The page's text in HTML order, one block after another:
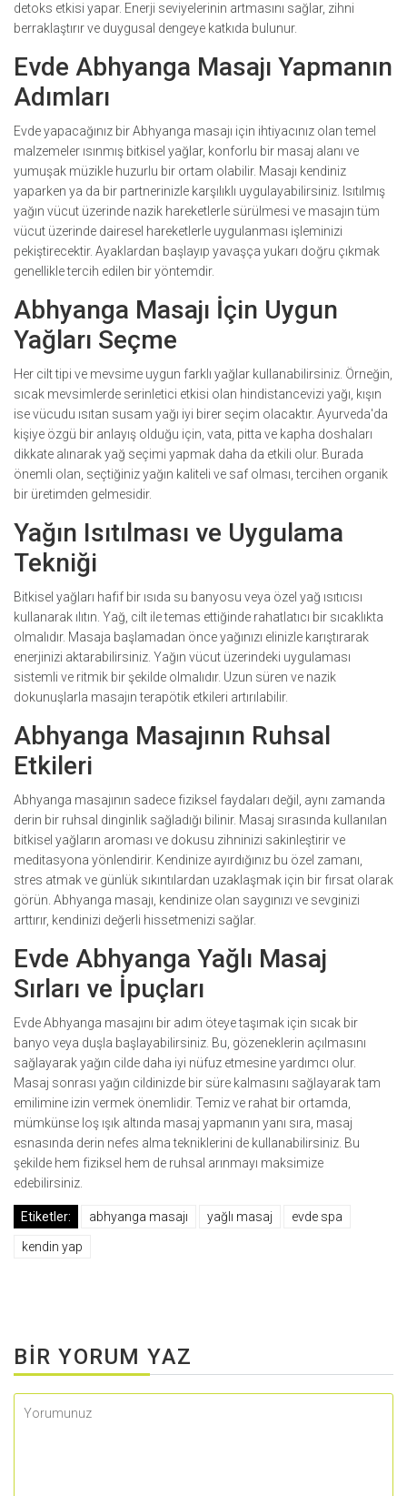
detoks etkisi yapar. Enerji seviyelerinin artmasını sağlar, zihni
berraklaştırır ve duygusal dengeye katkıda bulunur.
Evde Abhyanga Masajı Yapmanın
Adımları
Evde yapacağınız bir Abhyanga masajı için ihtiyacınız olan temel
malzemeler ısınmış bitkisel yağlar, konforlu bir masaj alanı ve
yumuşak müzikle huzurlu bir ortam olabilir. Masajı kendiniz
yaparken ya da bir partnerinizle karşılıklı uygulayabilirsiniz. Isıtılmış
yağın vücut üzerinde nazik hareketlerle sürülmesi ve masajın tüm
vücut üzerinde dairesel hareketlerle uygulanması işleminizi
pekiştirecektir. Ayaklardan başlayıp yavaşça yukarı doğru çıkmak
genellikle tercih edilen bir yöntemdir.
Abhyanga Masajı İçin Uygun
Yağları Seçme
Her cilt tipi ve mevsime uygun farklı yağlar kullanabilirsiniz. Örneğin,
sıcak mevsimlerde serinletici etkisi olan hindistancevizi yağı, kışın
ise vücudu ısıtan susam yağı iyi birer seçim olacaktır. Ayurveda'da
kişiye özgü bir anlayış olduğu için, vata, pitta ve kapha doshaları
dikkate alınarak yağ seçimi yapmak daha da etkili olur. Burada
önemli olan, seçtiğiniz yağın kaliteli ve saf olması, tercihen organik
bir üretimden gelmesidir.
Yağın Isıtılması ve Uygulama
Tekniği
Bitkisel yağları hafif bir ısıda su banyosu veya özel yağ ısıtıcısı
kullanarak ılıtın. Yağ, cilt ile temas ettiğinde rahatlatıcı bir sıcaklıkta
olmalıdır. Masaja başlamadan önce yağınızı elinizle karıştırarak
enerjinizi aktarabilirsiniz. Yağın vücut üzerindeki uygulaması
sistemli ve ritmik bir şekilde olmalıdır. Uzun süren ve nazik
dokunuşlarla masajın terapötik etkileri artırılabilir.
Abhyanga Masajının Ruhsal
Etkileri
Abhyanga masajının sadece fiziksel faydaları değil, aynı zamanda
derin bir ruhsal dinginlik sağladığı bilinir. Masaj sırasında kullanılan
bitkisel yağların aroması ve dokusu zihninizi sakinleştirir ve
meditasyona yönlendirir. Kendinize ayırdığınız bu özel zamanı,
stres atmak ve günlük sıkıntılardan uzaklaşmak için bir fırsat olarak
görün. Abhyanga masajı, kendinize olan saygınızı ve sevginizi
arttırır, kendinizi değerli hissetmenizi sağlar.
Evde Abhyanga Yağlı Masaj
Sırları ve İpuçları
Evde Abhyanga masajını bir adım öteye taşımak için sıcak bir
banyo veya duşla başlayabilirsiniz. Bu, gözeneklerin açılmasını
sağlayarak yağın cilde daha iyi nüfuz etmesine yardımcı olur.
Masaj sonrası yağın cildinizde bir süre kalmasını sağlayarak tam
emilimine izin vermek önemlidir. Temiz ve rahat bir ortamda,
mümkünse loş ışık altında masaj yapmanın yanı sıra, masaj
esnasında derin nefes alma tekniklerini de kullanabilirsiniz. Bu
şekilde hem fiziksel hem de ruhsal arınmayı maksimize
edebilirsiniz.
Etiketler: abhyanga masajı yağlı masaj evde spa
kendin yap
BIR YORUM YAZ